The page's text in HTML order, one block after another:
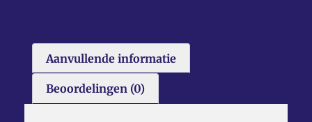
Aanvullende informatie
Beoordelingen (0)